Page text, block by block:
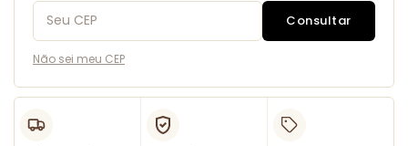
Consultar
Não sei meu CEP